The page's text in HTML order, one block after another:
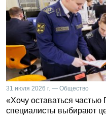
31 июля 2026 г. — Общество
«Хочу оставаться
специалисты выбирают